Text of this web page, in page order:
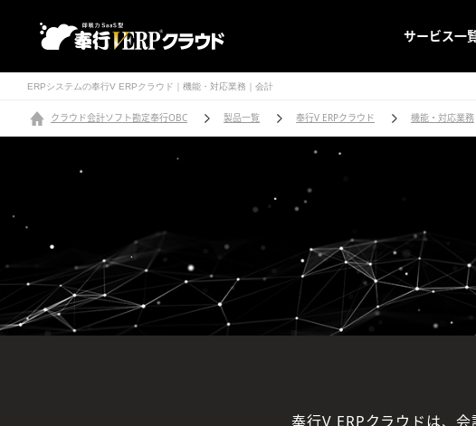
ERPシステムの奉行V ERPクラウド｜機能・対応業務｜会計
クラウド会計ソフト勘定奉行OBC 製品一覧 奉行V ERPクラウド 機能・対応業務
サービス一
会計業務の統合管理と効率化で、
企業の経営力を強化
奉行V ERPクラウドは、